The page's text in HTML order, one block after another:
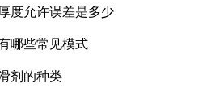
度允许误差是多少
哪些常见模式
剂的种类